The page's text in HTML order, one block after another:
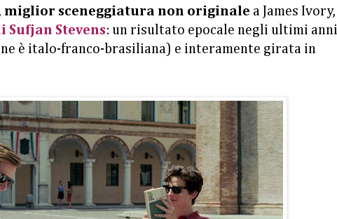
miglior sceneggiatura non originale a James Ivory,
Sufjan Stevens: un risultato epocale negli ultimi anni
è italo-franco-brasiliana) e interamente girata in